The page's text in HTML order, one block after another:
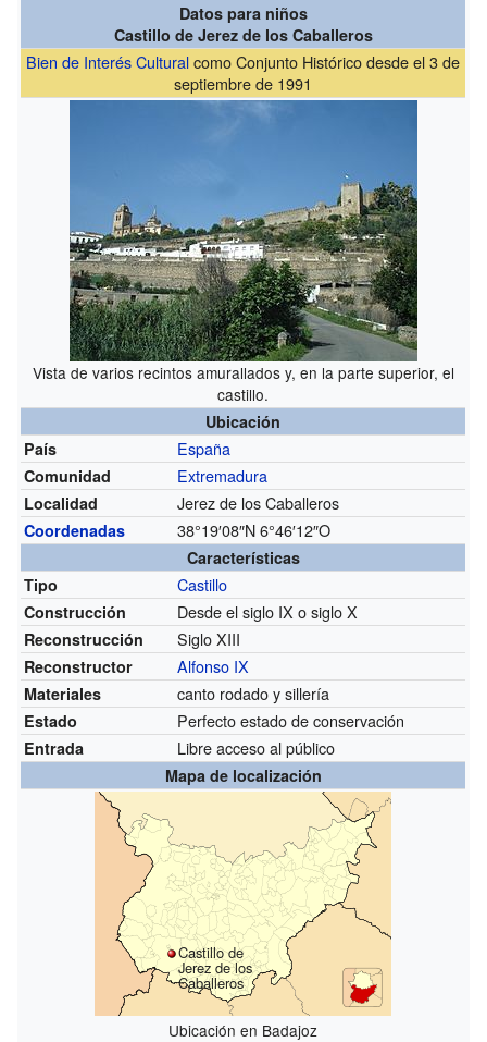
Datos para niños
Castillo de Jerez de los Caballeros
Bien de Interés Culturalcomo Conjunto Histórico desde el 3 de
septiembre de 1991
Vista de varios recintos amurallados y, en la parte superior, el
castillo.
Ubicación
País
España
Comunidad Extremadura
Localidad Jerez de los Caballeros
Coordenadas 38°19′08″N6°46′12″O
Características
Tipo
Castillo
Construcción Desde elsiglo IX osiglo X
Reconstrucción Siglo XIII
Reconstructor Alfonso IX
Materiales canto rodado y sillería
Estado Perfecto estado de conservación
Entrada Libre acceso al público
Mapa de localización
Castillo de
Jerez de los
Caballeros
Ubicación en Badajoz